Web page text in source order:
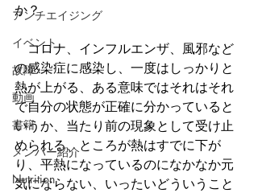
アンチエイジング
イベント
故障
動画
書籍
メンバー紹介
Nutrition
か？
コロナ、インフルエンザ、風邪など
の感染症に感染し、一度はしっかりと
熱が上がる、ある意味ではそれはそれ
で自分の状態が正確に分かっていると
いうか、当たり前の現象として受け止
められる、ところが熱はすでに下が
り、平熱になっているのになかなか元
気にならない、いったいどういうこと